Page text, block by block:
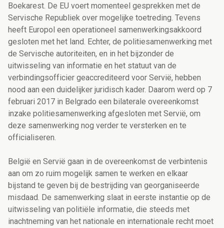
Boekarest. De EU voert momenteel gesprekken met de
Servische Republiek over mogelijke toetreding. Tevens
heeft Europol een operationeel samenwerkingsakkoord
gesloten met het land. Echter, de politiesamenwerking met
de Servische autoriteiten, en in het bijzonder de
uitwisseling van informatie en het statuut van de
verbindingsofficier geaccrediteerd voor Servië, hebben
nood aan een duidelijker juridisch kader. Daarom werd op 7
februari 2017 in Belgrado een bilaterale overeenkomst
inzake politiesamenwerking afgesloten met Servië, om
deze samenwerking nog verder te versterken en te
officialiseren.
België en Servië gaan in de overeenkomst de verbintenis
aan om zo ruim mogelijk samen te werken en elkaar
bijstand te geven bij de bestrijding van georganiseerde
misdaad. De samenwerking slaat in eerste instantie op de
uitwisseling van politiële informatie, die steeds met
inachtneming van het nationale en internationale recht moet